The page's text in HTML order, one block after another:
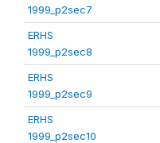
1999_p2sec7
ERHS
1999_p2sec8
ERHS
1999_p2sec9
ERHS
1999_p2sec10